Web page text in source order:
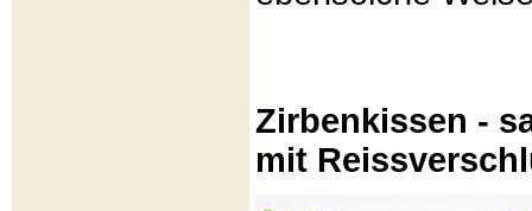
Zirbenkissen -
mit